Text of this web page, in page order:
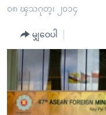
ပင်မ
ကြည့်
ရန်
ပင်မ
အစ္စရေး-ပါလက်စတိုင်း
အင်္ဂလိပ်စာလေ့လာမယ်
အမေရိကန်သုံးအီဒီယံ
မကြေးမုံရဲ့ အင်္ဂလိပ်စာ
ရုပ်ရှင်ထဲက အင်္ဂလိပ်စာ
အပတ်စဉ်ကဏ္ဍများ
ရေဒီယို
တီဗွီ
ရေဒီယိုနှင့်ရုပ်သံ အချက်
ရေဒီယို/တီဗွီအစီအစဉ်
၀၈ ၾသဂုတ္၊ ၂၀၁၄
မျှဝေပါ